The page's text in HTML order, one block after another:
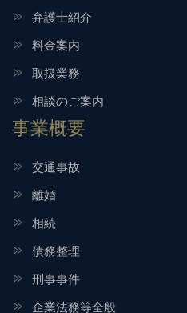
弁護士紹介
料金案内
取扱業務
相談のご案内
事業概要
交通事故
離婚
相続
債務整理
刑事事件
企業法務等全般